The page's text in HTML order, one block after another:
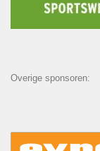
Overige sponsoren: